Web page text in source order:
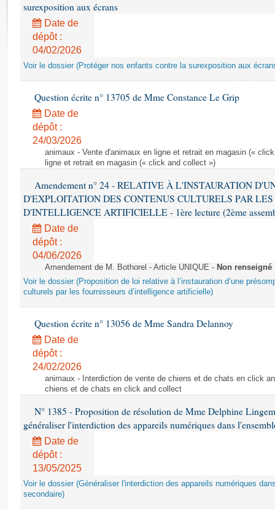
Rapports d'enquête
Rapports législatifs
Rapports sur l'application des lois
Baromètre de l’application des lois
Dossiers législatifs
Budget et sécurité sociale
Questions écrites et orales
Comptes rendus des débats
surexposition aux écrans
Date de
dépôt :
04/02/2026
Voir le dossier (Protéger nos enfants contre la surexposition aux
Question écrite n° 13705 de Mme Constance Le Grip
Date de
dépôt :
24/03/2026
animaux - Vente d'animaux en ligne et retrait en magasin («
ligne et retrait en magasin (« click and collect »)
Amendement n° 24 - RELATIVE À L'INSTAURATION
D'EXPLOITATION DES CONTENUS CULTURELS PAR LES
D'INTELLIGENCE ARTIFICIELLE - 1ère lecture (2ème
Date de
dépôt :
04/06/2026
Amendement de M. Bothorel - Article UNIQUE - Non renseigné
Voir le dossier (Proposition de loi relative à l’instauration d’une
culturels par les fournisseurs d’intelligence artificielle)
Question écrite n° 13056 de Mme Sandra Delannoy
Date de
dépôt :
24/02/2026
animaux - Interdiction de vente de chiens et de chats en click
chiens et de chats en click and collect
N° 1385 - Proposition de résolution de Mme Delphine
généraliser l'interdiction des appareils numériques dans
Date de
dépôt :
13/05/2025
Voir le dossier (Généraliser l'interdiction des appareils numériques
secondaire)